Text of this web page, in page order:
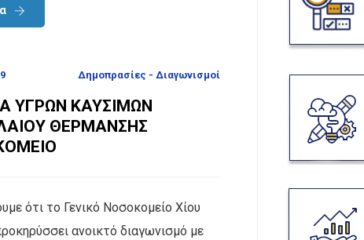
Δημοπρασίες - Διαγωνισμοί
ΥΓΡΩΝ ΚΑΥΣΙΜΩΝ
ΘΕΡΜΑΝΣΗΣ
ότι το Γενικό Νοσοκομείο Χίου
ανοικτό διαγωνισμό με